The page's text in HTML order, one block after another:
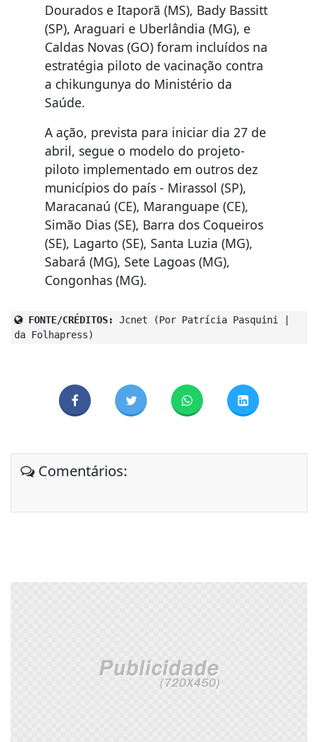
Dourados e Itaporã (MS), Bady Bassitt
(SP), Araguari e Uberlândia (MG), e
Caldas Novas (GO) foram incluídos na
estratégia piloto de vacinação contra
a chikungunya do Ministério da
Saúde.
A ação, prevista para iniciar dia 27 de
abril, segue o modelo do projeto-
piloto implementado em outros dez
municípios do país - Mirassol (SP),
Maracanaú (CE), Maranguape (CE),
Simão Dias (SE), Barra dos Coqueiros
(SE), Lagarto (SE), Santa Luzia (MG),
Sabará (MG), Sete Lagoas (MG),
Congonhas (MG).
FONTE/CRÉDITOS:
Jcnet (Por Patrícia Pasquini |
da Folhapress)
Comentários: